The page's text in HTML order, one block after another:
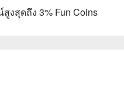
งสุดถึง 3% Fun Coins